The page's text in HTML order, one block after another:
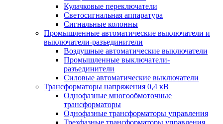
Кулачковые переключатели
Светосигнальная аппаратура
Сигнальные колонны
Промышленные автоматические выключатели и
выключатели-разъединители
Воздушные автоматические выключатели
Промышленные выключатели-
разъединители
Силовые автоматические выключатели
Трансформаторы напряжения 0,4 кВ
Однофазные многообмоточные
трансформаторы
Однофазные трансформаторы управления